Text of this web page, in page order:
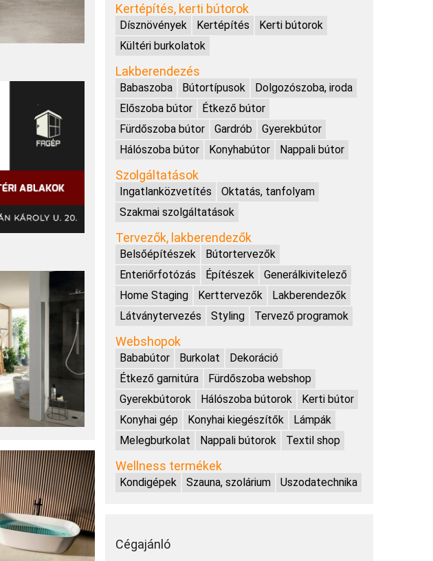
Kertépítés, kerti bútorok
Dísznövények Kertépítés
Kerti bútorok
Kültéri burkolatok
Lakberendezés
Babaszoba Bútortípusok
Dolgozószoba, iroda
Előszoba bútor
Étkező bútor
Fürdőszoba bútor
Gardrób
Gyerekbútor
Hálószoba bútor
Konyhabútor Nappali bútor
Szolgáltatások
Ingatlanközvetítés
Oktatás, tanfolyam
Szakmai szolgáltatások
Tervezők, lakberendezők
Belsőépítészek
Bútortervezők
Enteriőrfotózás
Építészek
Generálkivitelező
Home Staging
Kerttervezők
Lakberendezők
Látványtervezés
Styling Tervező programok
Webshopok
Bababútor Burkolat
Dekoráció
Étkező garnitúra
Fürdőszoba webshop
Gyerekbútorok
Hálószoba bútorok
Kerti bútor
Konyhai gép
Konyhai kiegészítők
Lámpák
Melegburkolat
Nappali bútorok Textil shop
Wellness termékek
Kondigépek Szauna, szolárium Uszodatechnika
Cégajánló